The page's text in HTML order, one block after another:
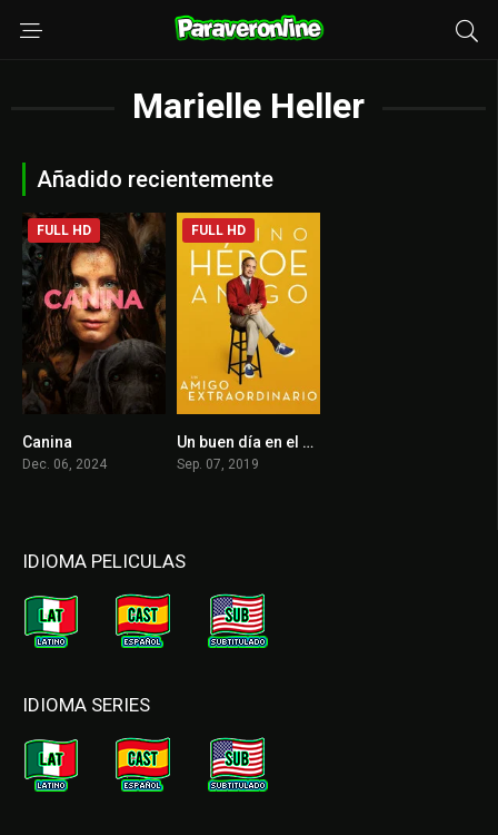
Marielle Heller
Añadido recientemente
FULL HD
Canina
Dec. 06, 2024
7.2
FULL HD
Un buen día en el vecindario
Sep. 07, 2019
IDIOMA PELICULAS
IDIOMA SERIES